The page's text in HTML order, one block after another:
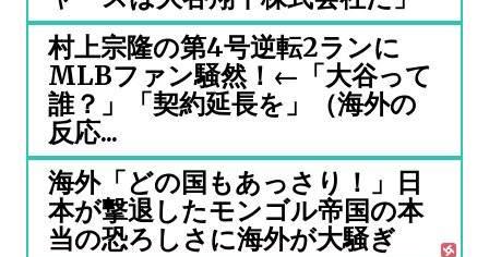
村上宗隆の第4号逆転2ランに
MLBファン騒然！←「大谷って
誰？」「契約延長を」（海外の
反応...
海外「どの国もあっさり！」日
本が撃退したモンゴル帝国の本
当の恐ろしさに海外が大騒ぎ